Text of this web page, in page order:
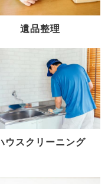
遺品整理
ウスクリーニング